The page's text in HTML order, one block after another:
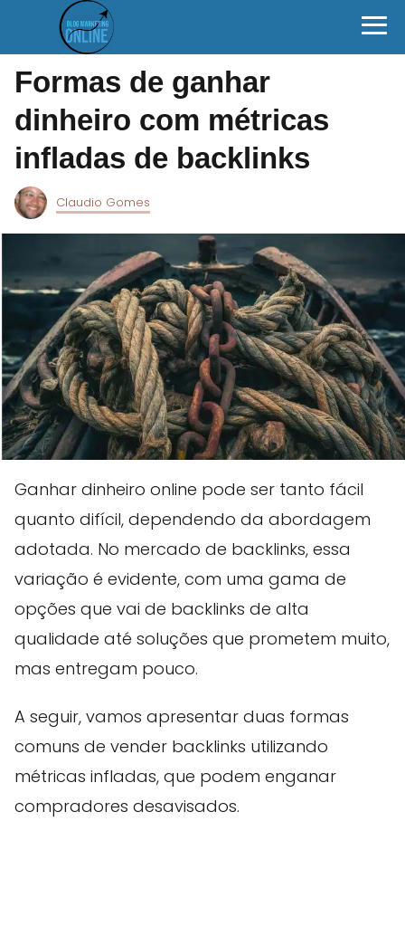
Formas de ganhar
dinheiro com métricas
infladas de backlinks
Claudio Gomes
Ganhar dinheiro online pode ser tanto fácil
quanto difícil, dependendo da abordagem
adotada. No mercado de backlinks, essa
variação é evidente, com uma gama de
opções que vai de backlinks de alta
qualidade até soluções que prometem muito,
mas entregam pouco.
A seguir, vamos apresentar duas formas
comuns de vender backlinks utilizando
métricas infladas, que podem enganar
compradores desavisados.